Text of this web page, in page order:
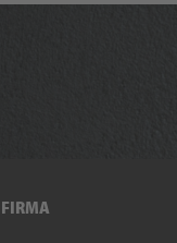
FIRMA